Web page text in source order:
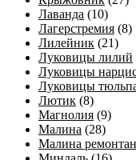
Лаванда (10)
Лагерстремия (8)
Лилейник (21)
Луковицы лилий
Луковицы
Луковицы
Лютик (8)
Магнолия (9)
Малина (28)
Малина